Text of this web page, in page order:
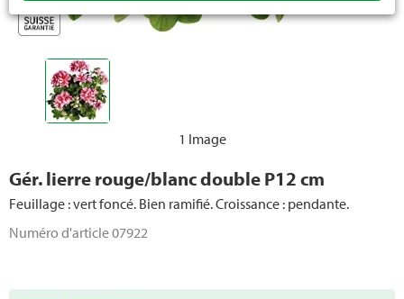
1 Image
Gér. lierre rouge/blanc double P12 cm
Feuillage : vert foncé. Bien ramifié. Croissance : pendante.
Numéro d'article07922
Plantes grimpantes et plantes pérennes
Sapins de Noël